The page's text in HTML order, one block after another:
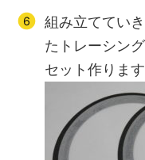
組み立ててい
たトレーシン
セット作ります